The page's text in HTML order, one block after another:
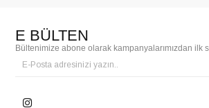
E BÜLTEN
Bültenimize abone olarak kampanyalarımızdan ilk